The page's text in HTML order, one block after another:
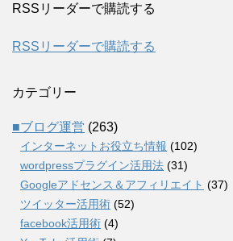
RSSリーダーで購読する
RSSリーダーで購読する
カテゴリー
■ブログ運営 (263)
インターネットお役立ち情報 (102)
wordpressプラグイン活用法 (31)
Googleアドセンス＆アフィリエイト (37)
ツイッター活用術 (52)
facebook活用術 (4)